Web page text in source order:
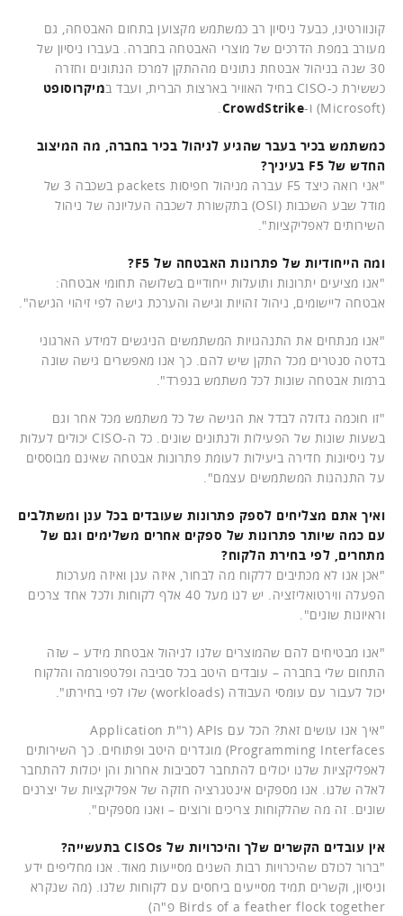
קונוורטינו, כבעל ניסיון רב כמשתמש מקצוען בתחום האבטחה, גם
מעורב במפת הדרכים של מוצרי האבטחה בחברה. בעברו ניסיון של
30 שנה בניהול אבטחת נתונים מההתקן למרכז הנתונים וחזרה
כששירת כ-CISO בחיל האוויר בארצות הברית, ועבד ב
מיקרוסופט
(Microsoft) ו-
CrowdStrike
.
כמשתמש בכיר בעבר שהגיע לניהול בכיר בחברה, מה המיצוב
החדש של F5 בעיניך?
"אני רואה כיצד F5 עברה מניהול חפיסות packets בשכבה 3 של
מודל שבע השכבות (OSI) בתקשורת לשכבה העליונה של ניהול
השירותים לאפליקציות".
ומה הייחודיות של פתרונות האבטחה של F5?
"אנו מציעים יתרונות ותועלות ייחודיים בשלושה תחומי אבטחה:
אבטחה ליישומים, ניהול זהויות וגישה והערכת גישה לפי זיהוי הגישה".
"אנו מנתחים את התנהגויות המשתמשים הניגשים למידע הארגוני
בדטה סנטרים מכל התקן שיש להם. כך אנו מאפשרים גישה שונה
ברמות אבטחה שונות לכל משתמש בנפרד".
"זו חוכמה גדולה לבדל את הגישה של כל משתמש מכל אחר וגם
בשעות שונות של הפעילות ולנתונים שונים. כל ה-CISO יכולים לעלות
על ניסיונות חדירה ביעילות לעומת פתרונות אבטחה שאינם מבוססים
על התנהגות המשתמשים עצמם".
ואיך אתם מצליחים לספק פתרונות שעובדים בכל ענן ומשתלבים
עם כמה שיותר פתרונות של ספקים אחרים משלימים וגם של
מתחרים, לפי בחירת הלקוח?
"אכן אנו לא מכתיבים ללקוח מה לבחור, איזה ענן ואיזה מערכות
הפעלה ווירטואליזציה. יש לנו מעל 40 אלף לקוחות ולכל אחד צרכים
וראיונות שונים".
"אנו מבטיחים להם שהמוצרים שלנו לניהול אבטחת מידע – שזה
התחום שלי בחברה – עובדים היטב בכל סביבה ופלטפורמה והלקוח
יכול לעבור עם עומסי העבודה (workloads) שלו לפי בחירתו".
"איך אנו עושים זאת? הכל עם APIs (ר"ת Application
Programming Interfaces) מוגדרים היטב ופתוחים. כך השירותים
לאפליקציות שלנו יכולים להתחבר לסביבות אחרות והן יכולות להתחבר
לאלה שלנו. אנו מספקים אינטגרציה חזקה של אפליקציות של יצרנים
שונים. זה מה שהלקוחות צריכים ורוצים – ואנו מספקים".
אין עובדים הקשרים שלך והיכרויות של CISOs בתעשייה?
"ברור לכולם שהיכרויות רבות השנים מסייעות מאוד. אנו מחליפים ידע
וניסיון, וקשרים תמיד מסייעים ביחסים עם לקוחות שלנו. (מה שנקרא
Birds of a feather flock together פ"ה)